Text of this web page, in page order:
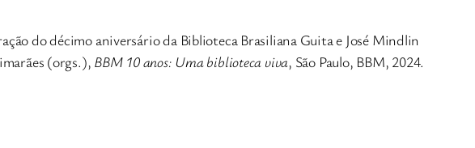
do décimo aniversário da Biblioteca Brasiliana Guita e José Mindlin
(orgs.), BBM 10 anos: Uma biblioteca viva, São Paulo, BBM, 2024.